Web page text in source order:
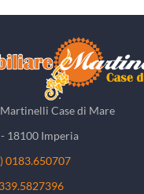
Case di Mare
18100 Imperia
0183.650707